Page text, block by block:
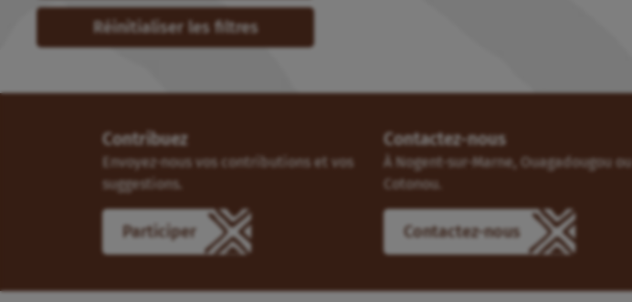
Réinitialiser les filtres
Contribuez
Envoyez-nous vos contributions et vos
suggestions.
Participer
Contactez-nous
À Nogent-sur-Marne, Ouagadougou ou
Cotonou.
Contactez-nous